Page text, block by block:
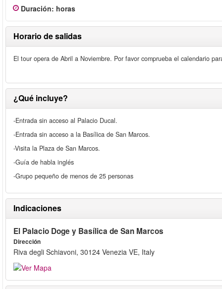
Duración: horas
Horario de salidas
El tour opera de Abril a Noviembre. Por favor comprueba el calendario
¿Qué incluye?
-Entrada sin acceso al Palacio Ducal.
-Entrada sin acceso a la Basílica de San Marcos.
-Visita la Plaza de San Marcos.
-Guía de habla inglés
-Grupo pequeño de menos de 25 personas
Indicaciones
El Palacio Doge y Basílica de San Marcos
Dirección
Riva degli Schiavoni, 30124 Venezia VE, Italy